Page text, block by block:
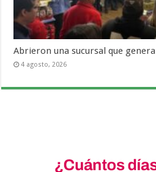
Abrieron una sucursal que
4 agosto, 2026